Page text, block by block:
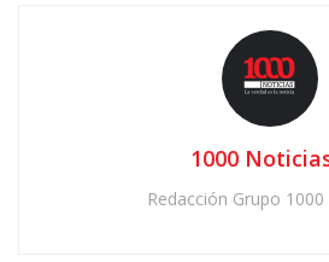
1000
Redacción Grupo